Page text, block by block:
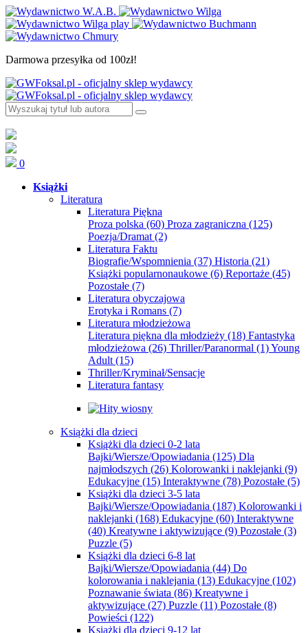
Darmowa przesyłka od 100zł!
0
Książki
Literatura
Literatura Piękna
Proza polska (60) Proza zagraniczna (125)
Poezja/Dramat (2)
Literatura Faktu
Biografie/Wspomnienia (37) Historia (21)
Książki popularnonaukowe (6) Reportaże (45)
Pozostałe (7)
Literatura obyczajowa
Erotyka i Romans (7)
Literatura młodzieżowa
Literatura piękna dla młodzieży (18) Fantastyka
młodzieżowa (26) Thriller/Paranormal (1)Young
Adult (15)
Thriller/Kryminał/Sensacje
Literatura fantasy
Książki dla dzieci
Książki dla dzieci 0-2 lata
Bajki/Wiersze/Opowiadania (125) Dla
najmłodszych (26) Kolorowanki i naklejanki (9)
Edukacyjne (15) Interaktywne (78) Pozostałe (5)
Książki dla dzieci 3-5 lata
Bajki/Wiersze/Opowiadania (187) Kolorowanki i
naklejanki (168) Edukacyjne (60) Interaktywne
(40) Kreatywne i aktywizujące (9) Pozostałe (3)
Puzzle (5)
Książki dla dzieci 6-8 lat
Bajki/Wiersze/Opowiadania (44) Do
kolorowania i naklejania (13) Edukacyjne (102)
Poznawanie świata (86) Kreatywne i
aktywizujące (27) Puzzle (11) Pozostałe (8)
Powieści (122)
Książki dla dzieci 9-12 lat